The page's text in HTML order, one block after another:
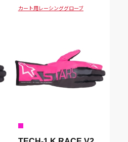
リメッシュ構造を採用。タッチス
カート用 レーシンググローブ